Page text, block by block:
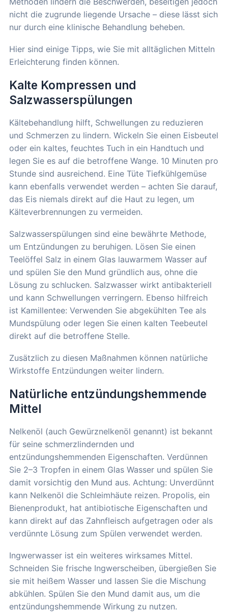
nicht die zugrunde liegende Ursache – diese lässt sich
nur durch eine klinische Behandlung beheben.
Hier sind einige Tipps, wie Sie mit alltäglichen Mitteln
Erleichterung finden können.
Kalte Kompressen und
Salzwasserspülungen
Kältebehandlung hilft, Schwellungen zu reduzieren
und Schmerzen zu lindern. Wickeln Sie einen Eisbeutel
oder ein kaltes, feuchtes Tuch in ein Handtuch und
legen Sie es auf die betroffene Wange. 10 Minuten pro
Stunde sind ausreichend. Eine Tüte Tiefkühlgemüse
kann ebenfalls verwendet werden – achten Sie darauf,
das Eis niemals direkt auf die Haut zu legen, um
Kälteverbrennungen zu vermeiden.
Salzwasserspülungen sind eine bewährte Methode,
um Entzündungen zu beruhigen. Lösen Sie einen
Teelöffel Salz in einem Glas lauwarmem Wasser auf
und spülen Sie den Mund gründlich aus, ohne die
Lösung zu schlucken. Salzwasser wirkt antibakteriell
und kann Schwellungen verringern. Ebenso hilfreich
ist Kamillentee: Verwenden Sie abgekühlten Tee als
Mundspülung oder legen Sie einen kalten Teebeutel
direkt auf die betroffene Stelle.
Zusätzlich zu diesen Maßnahmen können natürliche
Wirkstoffe Entzündungen weiter lindern.
Natürliche entzündungshemmende
Mittel
Nelkenöl (auch Gewürznelkenöl genannt) ist bekannt
für seine schmerzlindernden und
entzündungshemmenden Eigenschaften. Verdünnen
Sie 2–3 Tropfen in einem Glas Wasser und spülen Sie
damit vorsichtig den Mund aus. Achtung: Unverdünnt
kann Nelkenöl die Schleimhäute reizen. Propolis, ein
Bienenprodukt, hat antibiotische Eigenschaften und
kann direkt auf das Zahnfleisch aufgetragen oder als
verdünnte Lösung zum Spülen verwendet werden.
Ingwerwasser ist ein weiteres wirksames Mittel.
Schneiden Sie frische Ingwerscheiben, übergießen Sie
sie mit heißem Wasser und lassen Sie die Mischung
abkühlen. Spülen Sie den Mund damit aus, um die
entzündungshemmende Wirkung zu nutzen.